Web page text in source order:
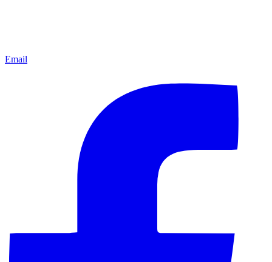
Email